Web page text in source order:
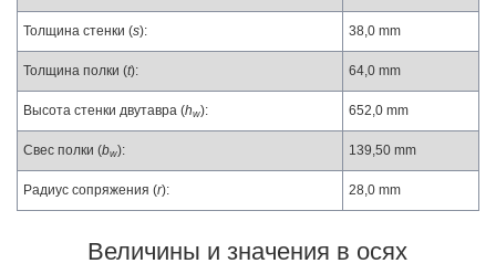
Толщина стенки (s): 38,0 mm
Толщина полки (t): 64,0 mm
Высота стенки двутавра (hw): 652,0 mm
Свес полки (bw): 139,50 mm
Радиус сопряжения (r): 28,0 mm
Величины и значения в осях